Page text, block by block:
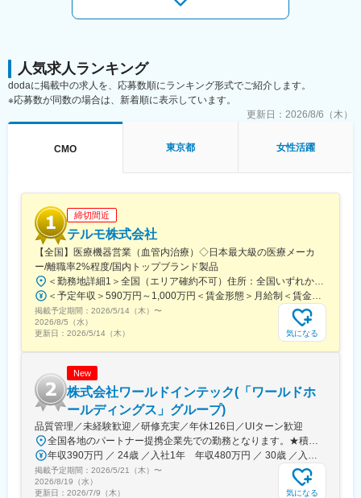
└長期休業所得補償制度：傷病による休業期間中、会社からの給
与支給がなくなった後も、生活に大きな影響を及ぼさないよう一
変更の範囲：会社の定める業務
人気求人ランキング
dodaに掲載中の求人を、応募数順にランキング形式でご紹介します。
※応募数が同数の場合は、新着順に表示しています。
更新日： 2026/8/6（木）
CMO 東京都 女性活躍
締切間近
テルモ株式会社
【全国】医療機器営業（血管内治療）◇日本最大級の医療メーカ
ー/離職率2%程度/国内トップブランド製品
＜勤務地詳細1＞全国（エリア確約不可）住所：全国いずれかの配属となります。 受動喫煙対策：敷地内喫煙可能場所あり＜勤務地詳細2＞虎ノ門ヒルズステーションタワー住所：東京都港区虎ノ門２丁目６－１ 虎ノ門ヒルズ ステーションタワー 受動喫煙対策：敷地内喫煙可能場所あり変更の範囲：会社の定める事業所（リモートワーク含む）
＜予定年収＞590万円～1,000万円＜賃金形態＞月給制＜賃金内訳＞月額（基本給）：279,000円～534,000円＜月給＞279,000円～534,000円＜昇給有無＞有＜残業手当＞有＜給与補足＞※経験、能力等を考慮し同社規定により決定■営業日当あり■賞与あり（年2回）■昇給・昇格あり（年1回）■職位：一般職～主任クラス賃金はあくまでも目安の金額であり、選考を通じて上下する可能性があります。月給(月額)は固定手当を含めた表記です。
掲載予定期間： 2026/5/14（木） 〜
2026/8/5（水）
更新日： 2026/5/14（木） 気になる
New
株式会社ワールドインテック(「ワールドホ
ールディングス」グループ)
品質管理／未経験歓迎／研修充実／年休126日／UIターン歓迎
全国各地のパートナー提携企業先での勤務となります。★積極採用中エリア東京・神奈川・千葉・埼玉・大阪・京都・滋賀・兵庫・愛知・三重・福岡※北海道・沖縄県を除く45都府県に多彩なプロジェクトを用意。※勤務地は希望を最大限考慮して決定します。※U・Iターン歓迎！住宅補助あり（月6万7000円まで会社補助）＼NEW！エリア制度導入／全国でスキルを伸ばしたい方も、好きな場所で研究をしたい方も、ご希望をお聞かせください！詳細は選考時にご案内いたします。【配属先企業の一例】中外製薬株式会社中外製薬工業株式会社株式会社明治堺化学工業株式会社日本化薬株式会社日東電工株式会社 豊橋事業所ニプロファーマ株式会社 大舘工場株式会社カネカ株式会社DNPファインケミカル宇都宮株式会社中外医科学研究所東邦チタニウム株式会社高田製薬株式会社株式会社理研ジェネシス株式会社マテリアルゲート三井化学EMS株式会社株式会社エネコート 他
年収390万円 ／ 24歳 ／入社1年 年収480万円 ／ 30歳 ／入社6年
掲載予定期間： 2026/5/21（木） 〜
2026/8/19（水）
更新日： 2026/7/9（木） 気になる